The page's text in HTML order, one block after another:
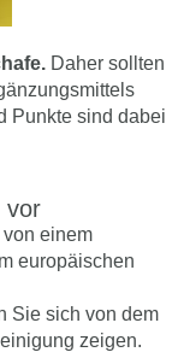
Daher sollten
Punkte sind dabei
vor
von einem
europäischen
Sie sich von dem
zeigen.